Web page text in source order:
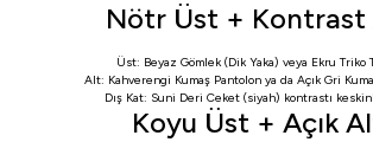
Nötr Üst +
Üst: Beyaz Gömlek (Dik Yaka) veya Ekru Triko
Alt: Kahverengi Kumaş Pantolon ya da Açık Gri
Dış Kat: Suni Deri Ceket(siyah) kontrastı
Koyu Üst + Açık